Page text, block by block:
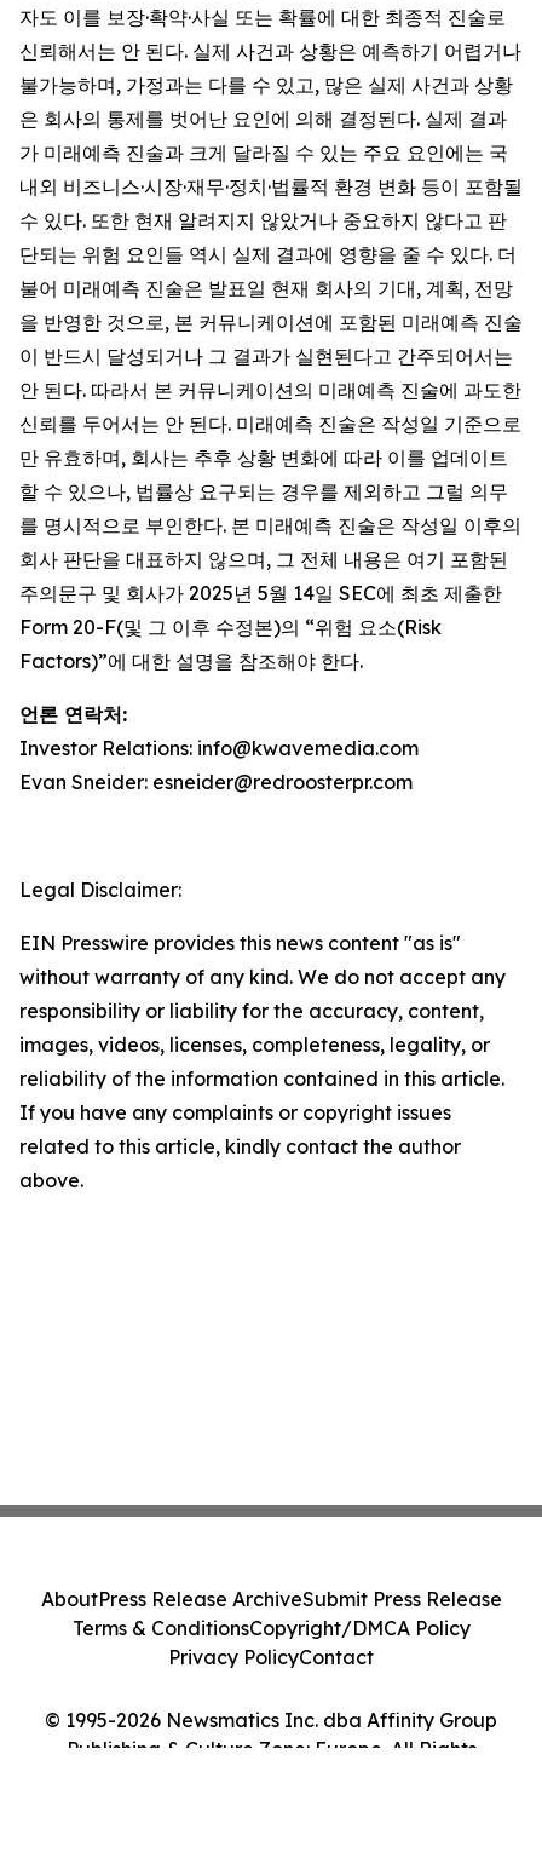
자도 이를 보장·확약·사실 또는 확률에 대한 최종적 진술로
신뢰해서는 안 된다. 실제 사건과 상황은 예측하기 어렵거나
불가능하며, 가정과는 다를 수 있고, 많은 실제 사건과 상황
은 회사의 통제를 벗어난 요인에 의해 결정된다. 실제 결과
가 미래예측 진술과 크게 달라질 수 있는 주요 요인에는 국
내외 비즈니스·시장·재무·정치·법률적 환경 변화 등이 포함될
수 있다. 또한 현재 알려지지 않았거나 중요하지 않다고 판
단되는 위험 요인들 역시 실제 결과에 영향을 줄 수 있다. 더
불어 미래예측 진술은 발표일 현재 회사의 기대, 계획, 전망
을 반영한 것으로, 본 커뮤니케이션에 포함된 미래예측 진술
이 반드시 달성되거나 그 결과가 실현된다고 간주되어서는
안 된다. 따라서 본 커뮤니케이션의 미래예측 진술에 과도한
신뢰를 두어서는 안 된다. 미래예측 진술은 작성일 기준으로
만 유효하며, 회사는 추후 상황 변화에 따라 이를 업데이트
할 수 있으나, 법률상 요구되는 경우를 제외하고 그럴 의무
를 명시적으로 부인한다. 본 미래예측 진술은 작성일 이후의
회사 판단을 대표하지 않으며, 그 전체 내용은 여기 포함된
주의문구 및 회사가 2025년 5월 14일 SEC에 최초 제출한
Form 20-F(및 그 이후 수정본)의 “위험 요소(Risk
Factors)”에 대한 설명을 참조해야 한다.
언론 연락처:
Investor Relations: info@kwavemedia.com
Evan Sneider: esneider@redroosterpr.com
Legal Disclaimer:
EIN Presswire provides this news content "as is"
without warranty of any kind. We do not accept any
responsibility or liability for the accuracy, content,
images, videos, licenses, completeness, legality, or
reliability of the information contained in this article.
If you have any complaints or copyright issues
related to this article, kindly contact the author
above.
© 1995-2026 Newsmatics Inc. dba Affinity Group
Publishing & Culture Zone: Europe. All Rights
AboutPress Release ArchiveSubmit Press Release
Terms & ConditionsCopyright/DMCA Policy
Privacy PolicyContact